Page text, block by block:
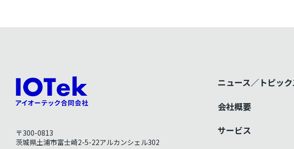
〒300-0813
茨城県土浦市富士崎2-5-22アルカンシェル302
ニュース／トピック
会社概要
サービス